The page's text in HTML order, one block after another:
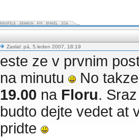
Zaslal: pá, 5.leden 2007, 18:19
este ze v prvnim
na minutu
No
19.00 na Floru.
budto dejte vedet at
pridte